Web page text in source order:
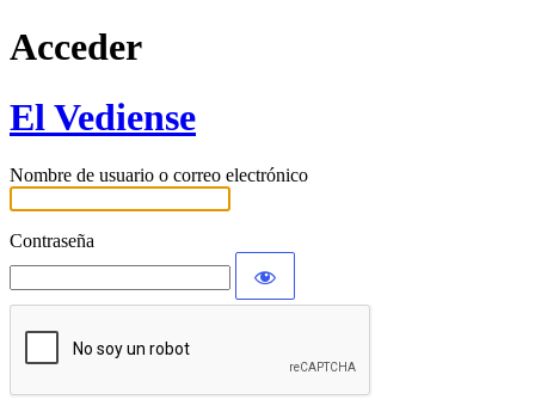
Acceder
El Vediense
Nombre de usuario o correo electrónico
Contraseña